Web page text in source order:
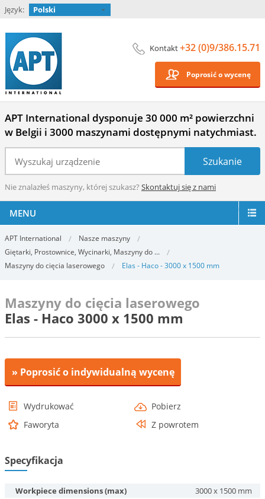
Język: Polski
Kontakt+32 (0)9/386.15.71
Poprosić o wycenę
APT International dysponuje 30 000 m² powierzchni
w Belgii i 3000 maszynami dostępnymi natychmiast.
Nie znalazłeś maszyny, której szukasz? Skontaktuj się z nami
MENU
APT International
Nasze maszyny
Giętarki, Prostownice, Wycinarki, Maszyny do ...
Maszyny do cięcia laserowego
Elas - Haco - 3000 x 1500 mm
Maszyny do cięcia laserowego
Elas - Haco 3000 x 1500 mm
» Poprosić o indywidualną wycenę
Wydrukować
Pobierz
Faworyta
Z powrotem
Specyfikacja
Workpiece dimensions (max)
3000 x 1500 mm